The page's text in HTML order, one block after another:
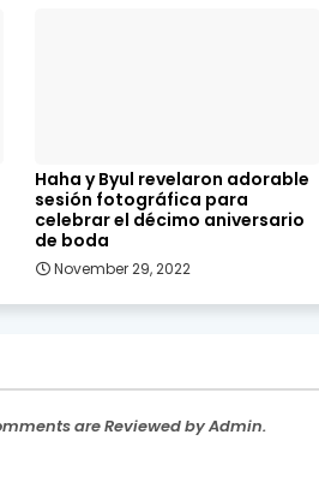
Haha y Byul revelaron adorable
sesión fotográfica para
celebrar el décimo aniversario
de boda
November 29, 2022
are Reviewed by Admin.